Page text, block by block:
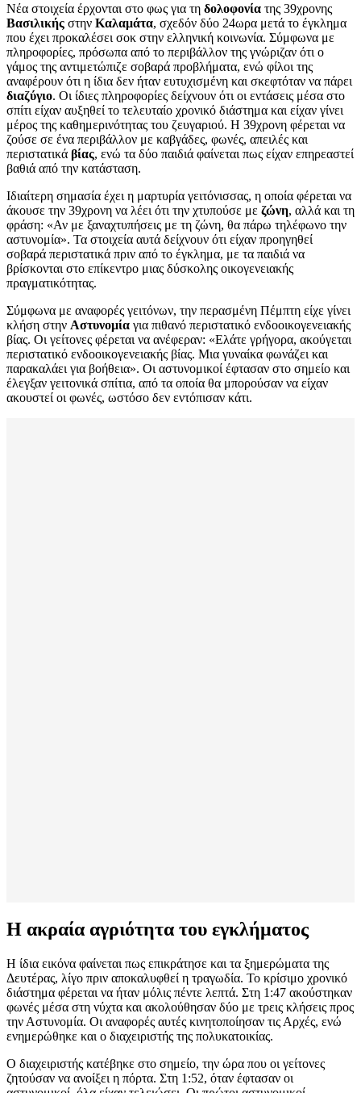
Νέα στοιχεία έρχονται στο φως για τη δολοφονία της 39χρονης
Βασιλικής στην Καλαμάτα, σχεδόν δύο 24ωρα μετά το έγκλημα
που έχει προκαλέσει σοκ στην ελληνική κοινωνία. Σύμφωνα με
πληροφορίες, πρόσωπα από το περιβάλλον της γνώριζαν ότι ο
γάμος της αντιμετώπιζε σοβαρά προβλήματα, ενώ φίλοι της
αναφέρουν ότι η ίδια δεν ήταν ευτυχισμένη και σκεφτόταν να πάρει
διαζύγιο. Οι ίδιες πληροφορίες δείχνουν ότι οι εντάσεις μέσα στο
σπίτι είχαν αυξηθεί το τελευταίο χρονικό διάστημα και είχαν γίνει
μέρος της καθημερινότητας του ζευγαριού. Η 39χρονη φέρεται να
ζούσε σε ένα περιβάλλον με καβγάδες, φωνές, απειλές και
περιστατικά βίας, ενώ τα δύο παιδιά φαίνεται πως είχαν επηρεαστεί
βαθιά από την κατάσταση.
Ιδιαίτερη σημασία έχει η μαρτυρία γειτόνισσας, η οποία φέρεται να
άκουσε την 39χρονη να λέει ότι την χτυπούσε με ζώνη, αλλά και τη
φράση: «Αν με ξαναχτυπήσεις με τη ζώνη, θα πάρω τηλέφωνο την
αστυνομία». Τα στοιχεία αυτά δείχνουν ότι είχαν προηγηθεί
σοβαρά περιστατικά πριν από το έγκλημα, με τα παιδιά να
βρίσκονται στο επίκεντρο μιας δύσκολης οικογενειακής
πραγματικότητας.
Σύμφωνα με αναφορές γειτόνων, την περασμένη Πέμπτη είχε γίνει
κλήση στην Αστυνομία για πιθανό περιστατικό ενδοοικογενειακής
βίας. Οι γείτονες φέρεται να ανέφεραν: «Ελάτε γρήγορα, ακούγεται
περιστατικό ενδοοικογενειακής βίας. Μια γυναίκα φωνάζει και
παρακαλάει για βοήθεια». Οι αστυνομικοί έφτασαν στο σημείο και
έλεγξαν γειτονικά σπίτια, από τα οποία θα μπορούσαν να είχαν
ακουστεί οι φωνές, ωστόσο δεν εντόπισαν κάτι.
Η ακραία αγριότητα του εγκλήματος
Η ίδια εικόνα φαίνεται πως επικράτησε και τα ξημερώματα της
Δευτέρας, λίγο πριν αποκαλυφθεί η τραγωδία. Το κρίσιμο χρονικό
διάστημα φέρεται να ήταν μόλις πέντε λεπτά. Στη 1:47 ακούστηκαν
φωνές μέσα στη νύχτα και ακολούθησαν δύο με τρεις κλήσεις προς
την Αστυνομία. Οι αναφορές αυτές κινητοποίησαν τις Αρχές, ενώ
ενημερώθηκε και ο διαχειριστής της πολυκατοικίας.
Ο διαχειριστής κατέβηκε στο σημείο, την ώρα που οι γείτονες
ζητούσαν να ανοίξει η πόρτα. Στη 1:52, όταν έφτασαν οι